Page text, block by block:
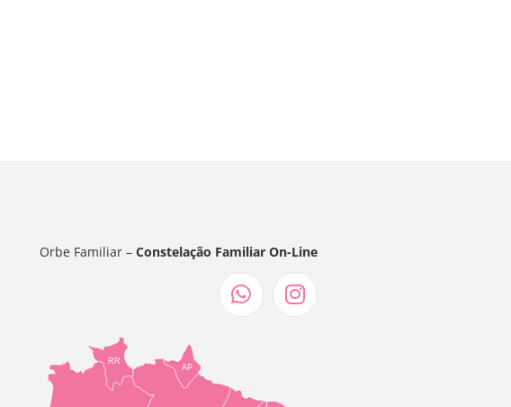
Orbe Familiar –Constelação Familiar On-Line
AP
RR